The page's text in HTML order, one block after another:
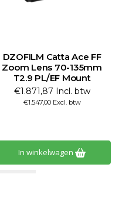
DZOFILM Catta Ace FF
Zoom Lens 70-135mm
T2.9 PL/EF Mount
€1.871,87 Incl. btw
€1.547,00 Excl. btw
In winkelwagen